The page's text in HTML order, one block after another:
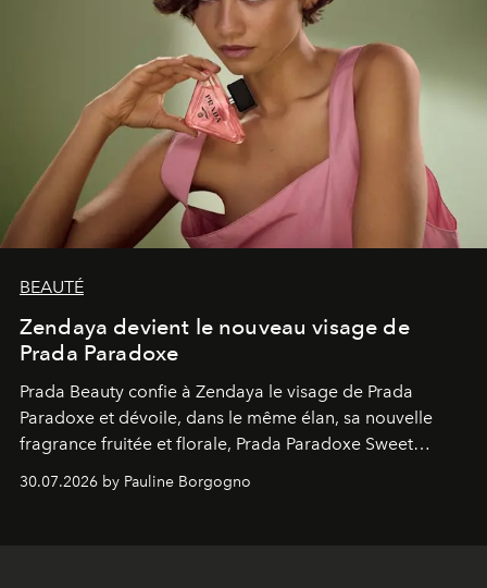
BEAUTÉ
Zendaya devient le nouveau visage de
Prada Paradoxe
Prada Beauty confie à Zendaya le visage de Prada
Paradoxe et dévoile, dans le même élan, sa nouvelle
fragrance fruitée et florale, Prada Paradoxe Sweet
Chemistry Eau de Parfum.
30.07.2026 by Pauline Borgogno